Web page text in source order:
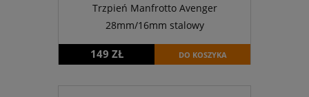
Trzpień Manfrotto Avenger
28mm/16mm stalowy
149 ZŁ DO KOSZYKA